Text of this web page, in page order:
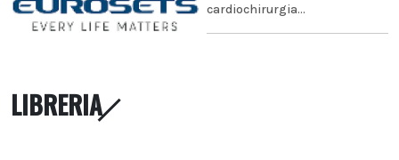
cardiochirurgia...
LIBRERIA